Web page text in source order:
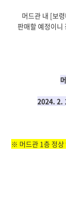
머드관 내 [보
판매할 예정이니
2024. 2.
※ 머드관 1층 정상